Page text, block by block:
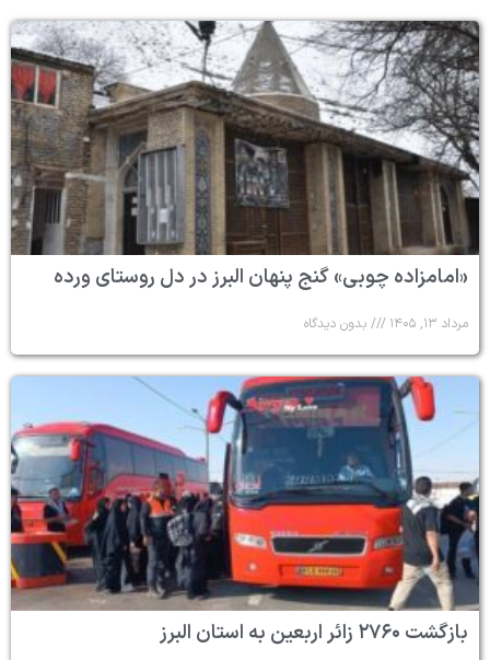
«امامزاده چوبی» گنج پنهان البرز در دل روستای ورده
مرداد ۱۳, ۱۴۰۵ بدون دیدگاه
بازگشت ۲۷۶۰ زائر اربعین به استان البرز